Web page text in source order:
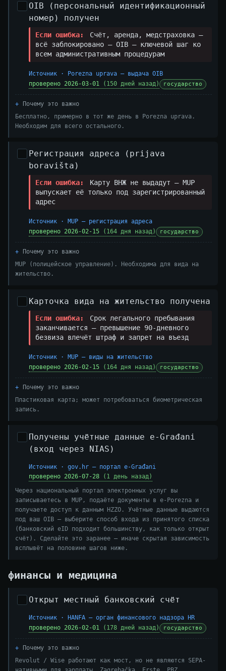
OIB (персональный идентификационный
номер) получен
Если ошибка:
Счёт, аренда, медстраховка —
всё заблокировано — OIB — ключевой шаг ко
всем административным процедурам
Источник · Porezna uprava — выдача OIB
проверено 2026-03-01 (150 дней назад) государство
Почему это важно
Бесплатно, примерно в тот же день в Porezna uprava.
Необходим для всего остального.
Регистрация адреса (prijava
boravišta)
Если ошибка:
Карту ВНЖ не выдадут — MUP
выпускает её только под зарегистрированный
адрес
Источник · MUP — регистрация адреса
проверено 2026-02-15 (164 дня назад) государство
Почему это важно
MUP (полицейское управление). Необходима для вида на
жительство.
Карточка вида на жительство получена
Если ошибка:
Срок легального пребывания
заканчивается — превышение 90-дневного
безвиза влечёт штраф и запрет на въезд
Источник · MUP — виды на жительство
проверено 2026-02-15 (164 дня назад) государство
Почему это важно
Пластиковая карта; может потребоваться биометрическая
запись.
Получены учётные данные e-Građani
(вход через NIAS)
Источник · gov.hr — портал e-Građani
проверено 2026-07-28 (1 день назад)
Через национальный портал электронных услуг вы
записываетесь в MUP, подаёте документы в e-Porezna и
получаете доступ к данным HZZO. Учётные данные выдаются
под ваш OIB — выберите способ входа из принятого списка
(банковский eID подходит большинству, как только открыт
счёт). Сделайте это заранее — иначе скрытая зависимость
всплывёт на половине шагов ниже.
финансы и медицина
Открыт местный банковский счёт
Источник · HANFA — орган финансового надзора HR
проверено 2026-02-01 (178 дней назад) государство
Почему это важно
Revolut / Wise работают как мост, но не являются SEPA-